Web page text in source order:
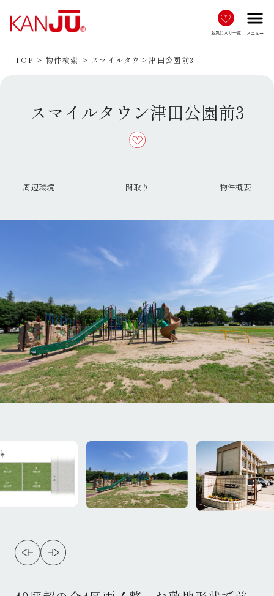
お気に入り一覧
menu
メニュー
TOP 物件検索 スマイルタウン津田公園前3
スマイルタウン津田公園前3
周辺環境 間取り 物件概要